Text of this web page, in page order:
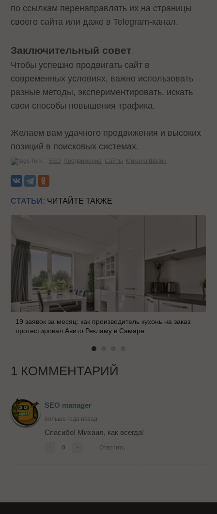
по ссылкам перенаправлять их на страницы
своего сайта или даже в Telegram-канал.
Заключительный совет
Чтобы успешно продвигать сайт в
современных условиях, важно использовать
разные методы, экспериментировать, искать
свои способы повышения трафика.
Желаем вам удачного продвижения и высоких
позиций в поисковых системах.
Теги: SEO Продвижение Сайты Михаил Шакин
СТАТЬИ: ЧИТАЙТЕ ТАКЖЕ
19 заявок за месяц: как производитель кухонь на заказ
протестировал Авито Рекламу в Самаре
1 КОММЕНТАРИЙ
SEO manager
больше года назад
Спасибо! Михаил, как всегда!
0 Ответить